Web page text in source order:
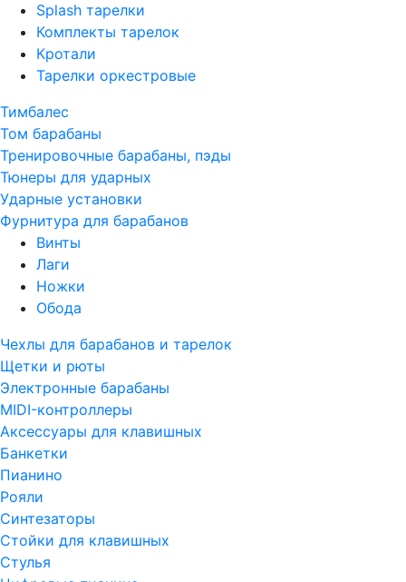
Splash тарелки
Комплекты тарелок
Кротали
Тарелки оркестровые
Тимбалес
Том барабаны
Тренировочные барабаны, пэды
Тюнеры для ударных
Ударные установки
Фурнитура для барабанов
Винты
Лаги
Ножки
Обода
Чехлы для барабанов и тарелок
Щетки и рюты
Электронные барабаны
MIDI-контроллеры
Аксессуары для клавишных
Банкетки
Пианино
Рояли
Синтезаторы
Стойки для клавишных
Стулья